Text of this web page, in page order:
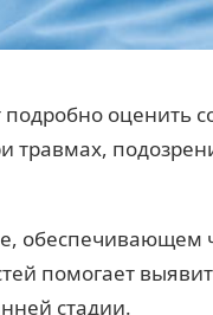
оценить
травмах,
обеспечивающем
помогает
стадии.